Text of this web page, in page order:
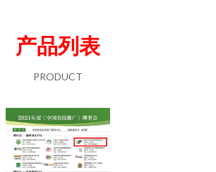
产品列表
PRODUCT